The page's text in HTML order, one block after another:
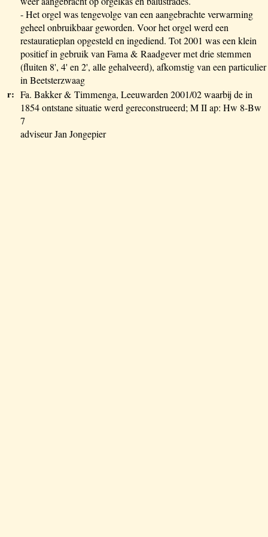
- Het orgel was tengevolge van een aangebrachte verwarming
geheel onbruikbaar geworden. Voor het orgel werd een
restauratieplan opgesteld en ingediend. Tot 2001 was een klein
positief in gebruik van Fama & Raadgever met drie stemmen
(fluiten 8', 4' en 2', alle gehalveerd), afkomstig van een particulier
in Beetsterzwaag
r: Fa. Bakker & Timmenga, Leeuwarden 2001/02 waarbij de in
1854 ontstane situatie werd gereconstrueerd; M II ap: Hw 8-Bw
7
adviseur Jan Jongepier